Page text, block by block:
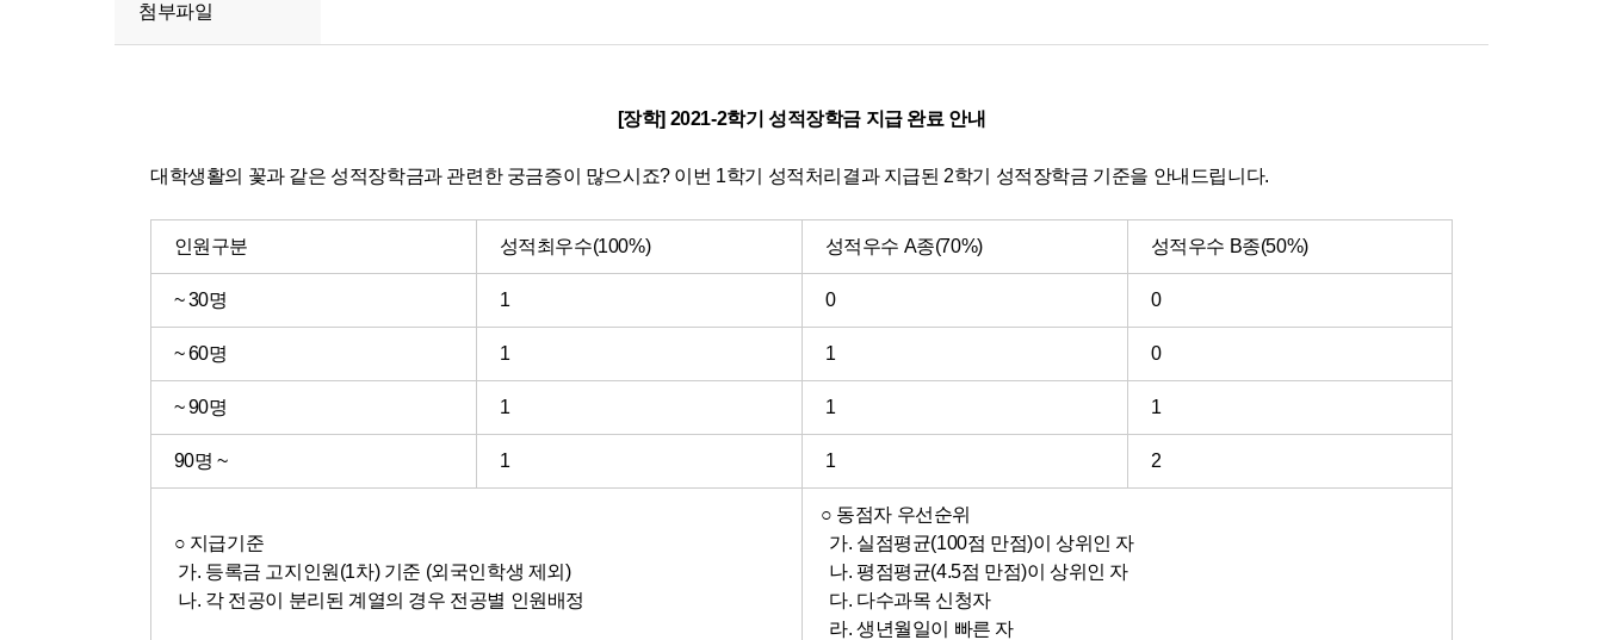
첨부파일
[장학] 2021-2학기 성적장학금 지급 완료 안내
대학생활의 꽃과 같은 성적장학금과 관련한 궁금증이 많으시죠? 이번 1학기 성적처리결과 지급된 2학기 성적장학금 기준을 안내드립니다.
인원구분 성적최우수(100%) 성적우수 A종(70%) 성적우수 B종(50%)
~ 30명 1 0 0
~ 60명 1 1 0
~ 90명 1 1 1
90명 ~ 1 1 2
○ 지급기준
가. 등록금 고지인원(1차) 기준 (외국인학생 제외)
나. 각 전공이 분리된 계열의 경우 전공별 인원배정
○ 동점자 우선순위
가. 실점평균(100점 만점)이 상위인 자
나. 평점평균(4.5점 만점)이 상위인 자
다. 다수과목 신청자
라. 생년월일이 빠른 자